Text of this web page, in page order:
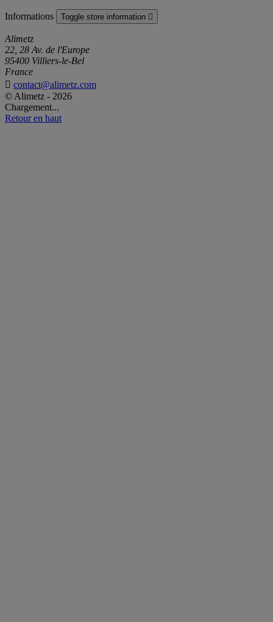
Informations Toggle store information 
Alimetz
22, 28 Av. de l'Europe
95400 Villiers-le-Bel
France
 contact@alimetz.com
© Alimetz - 2026
Chargement...
Retour en haut